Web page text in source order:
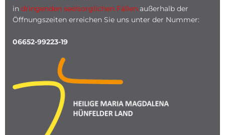
in dringenden seelsorglichen Fällen außerhalb der
Öffnungszeiten erreichen Sie uns unter der Nummer:
06652-99223-19